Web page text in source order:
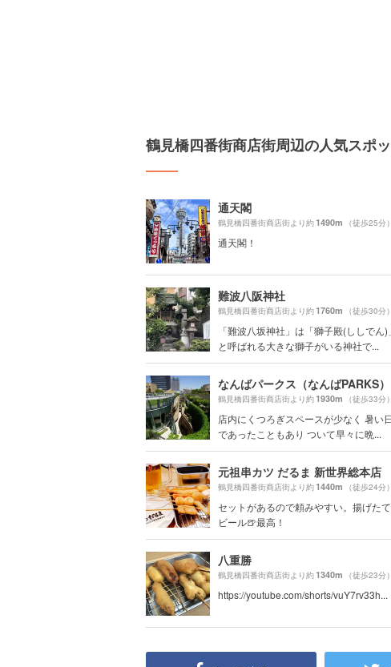
鶴見橋四番街商店街周辺の人気スポ
通天閣
鶴見橋四番街商店街より約1490m （徒歩25分）
通天閣！
難波八阪神社
鶴見橋四番街商店街より約1760m （徒歩30分）
「難波八坂神社」は「獅子殿(ししでん)」
と呼ばれる大きな獅子がいる神社で...
なんばパークス（なんばPARKS）
鶴見橋四番街商店街より約1930m （徒歩33分）
店内にくつろぎスペースが少なく 暑い日
であったこともあり ついて早々に晩...
元祖串カツ だるま 新世界総本店
鶴見橋四番街商店街より約1440m （徒歩24分）
セットがあるので頼みやすい。揚げた
ビール🍺最高！
八重勝
鶴見橋四番街商店街より約1340m （徒歩23分）
https://youtube.com/shorts/vuY7rv33h...